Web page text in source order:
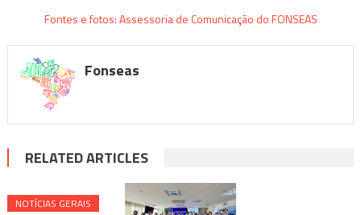
Fontes e fotos: Assessoria de Comunicação do FONSEAS
Fonseas
RELATED ARTICLES
NOTÍ­CIAS GERAIS